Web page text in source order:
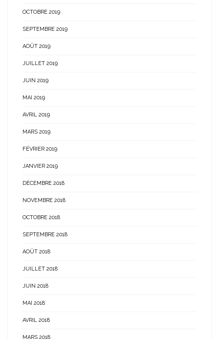
OCTOBRE 2019
SEPTEMBRE 2019
AOÛT 2019
JUILLET 2019
JUIN 2019
MAI 2019
AVRIL 2019
MARS 2019
FÉVRIER 2019
JANVIER 2019
DÉCEMBRE 2018
NOVEMBRE 2018
OCTOBRE 2018
SEPTEMBRE 2018
AOÛT 2018
JUILLET 2018
JUIN 2018
MAI 2018
AVRIL 2018
MARS 2018